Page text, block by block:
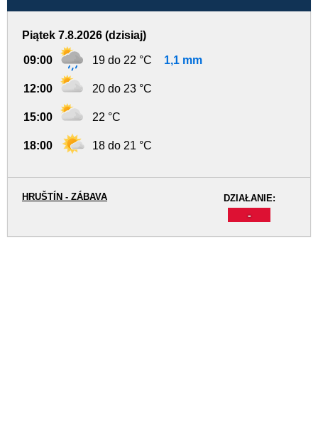
Piątek 7.8.2026 (dzisiaj)
09:00 19 do 22 °C 1,1 mm
12:00 20 do 23 °C
15:00 22 °C
18:00 18 do 21 °C
DZIAŁANIE:
-
HRUŠTÍN - ZÁBAVA